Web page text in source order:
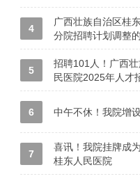
4
广西壮族自治区桂
分院招聘计划调整
5
招聘101人！广西
民医院2025年人才
6 中午不休！我院增设
7
喜讯！我院挂牌成
桂东人民医院